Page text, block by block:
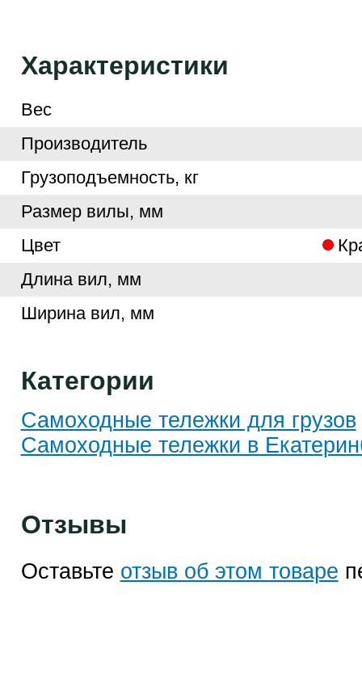
Характеристики
Вес
Производитель
Грузоподъемность, кг
Размер вилы, мм
Цвет
Длина вил, мм
Ширина вил, мм
Категории
Самоходные тележки для грузов
Самоходные тележки в
Отзывы
Оставьте отзыв об этом товаре